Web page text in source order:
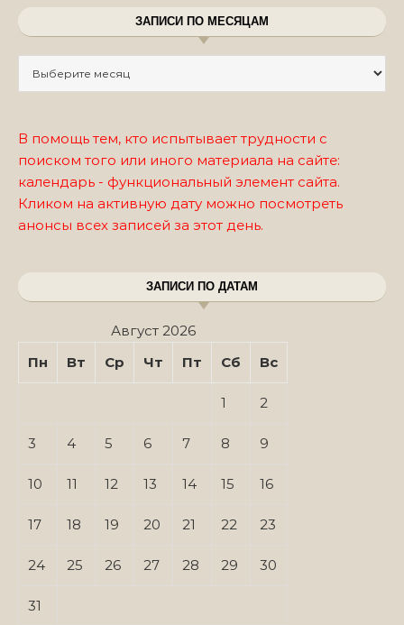
ЗАПИСИ ПО МЕСЯЦАМ
В помощь тем, кто испытывает трудности с
поиском того или иного материала на сайте:
календарь - функциональный элемент сайта.
Кликом на активную дату можно посмотреть
анонсы всех записей за этот день.
ЗАПИСИ ПО ДАТАМ
Август 2026
Пн
Вт Ср Чт Пт Сб Вс
1 2
3 4 5 6 7 8 9
10 11 12 13 14 15 16
17 18 19 20 21 22 23
24 25 26 27 28 29 30
31